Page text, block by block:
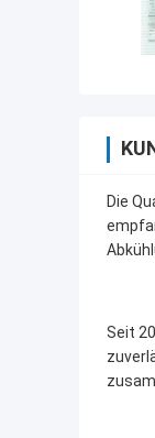
Die
Seit